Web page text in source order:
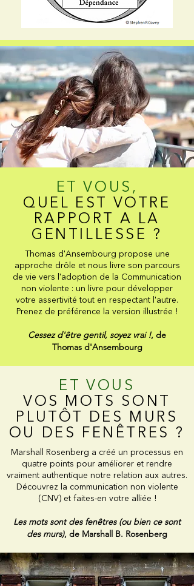
ET VOUS,
QUEL EST VOTRE
RAPPORT A LA
GENTILLESSE ?
Thomas d'Ansembourg propose une
approche drôle et nous livre son parcours
de vie vers l'adoption de la Communication
non violente : un livre pour développer
votre assertivité tout en respectant l'autre.
Prenez de préférence la version illustrée !
Cessez d'être gentil, soyez vrai !, de
Thomas d'Ansembourg
ET VOUS
VOS MOTS SONT
PLUTÔT DES MURS
OU DES FENÊTRES ?
Marshall Rosenberg a créé un processus en
quatre points pour améliorer et rendre
vraiment authentique notre relation aux autres.
Découvrez la communication non violente
(CNV) et faites-en votre alliée !
Les mots sont des fenêtres (ou bien ce sont
des murs), de Marshall B. Rosenberg